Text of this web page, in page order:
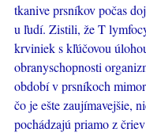
tkanive prsníkov počas
u ľudí. Zistili, že T
krviniek s kľúčovou
obranyschopnosti
období v prsníkoch
čo je ešte zaujímavejšie,
pochádzajú priamo z